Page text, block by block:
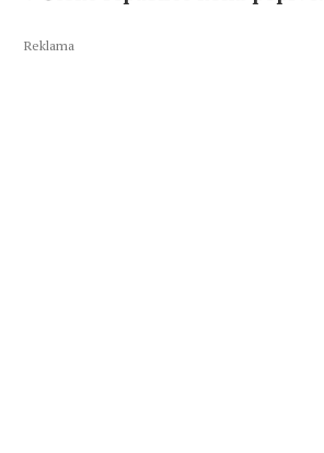
Reklama